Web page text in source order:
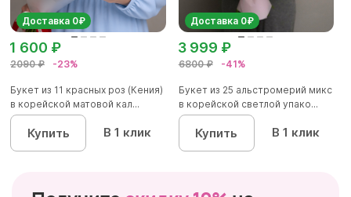
Доставка 0₽
2090 ₽ -23%
1 600 ₽
Букет из 11 красных роз (Кения)
в корейской матовой кал...
Купить В 1 клик
Доставка 0₽
6800 ₽ -41%
3 999 ₽
Букет из 25 альстромерий микс
в корейской светлой упако...
Купить В 1 клик